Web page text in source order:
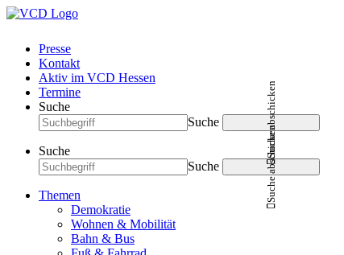
Presse
Kontakt
Aktiv im VCD Hessen
Termine
Suche
Suche
Suche abschicken
Suche
Suche
Suche abschicken
Themen
Demokratie
Wohnen & Mobilität
Bahn & Bus